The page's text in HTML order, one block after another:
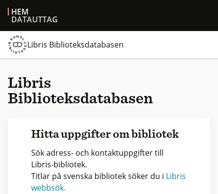
HEM
DATAUTTAG
Libris Biblioteksdatabasen
Libris
Biblioteksdatabasen
Hitta uppgifter om bibliotek
Sök adress- och kontaktuppgifter till
Libris-bibliotek.
Titlar på svenska bibliotek söker du i Libris
webbsök.